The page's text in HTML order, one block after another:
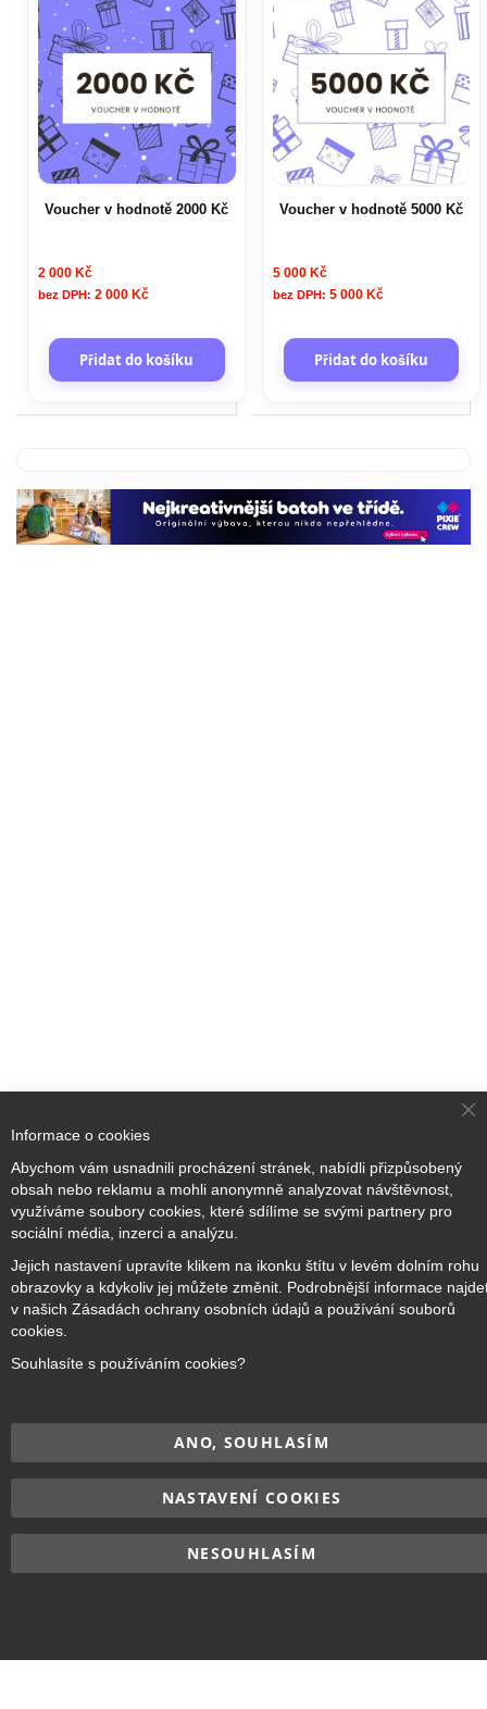
Voucher v hodnotě 2000 Kč
2 000 Kč
2 000 Kč
Přidat do košíku
Voucher v hodnotě 5000 Kč
5 000 Kč
5 000 Kč
Přidat do košíku
Přihlaste se k odběru novinek
Přihlásit odběr
Copyright © 2017–2026BRIDGE Academy, Všechna práva
vyhrazena.
Informace o cookies
Abychom vám usnadnili procházení stránek, nabídli přizpůsobený
obsah nebo reklamu a mohli anonymně analyzovat návštěvnost,
využíváme soubory cookies, které sdílíme se svými partnery pro
sociální média, inzerci a analýzu.
Jejich nastavení upravíte klikem na ikonku štítu v levém dolním rohu
obrazovky a kdykoliv jej můžete změnit. Podrobnější informace
v našich Zásadách ochrany osobních údajů a používání souborů
cookies.
Souhlasíte s používáním cookies?
ANO, SOUHLASÍM
NASTAVENÍ COOKIES
NESOUHLASÍM